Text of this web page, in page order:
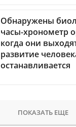
Обнаружены
часы-хронометр
когда они
развитие
останавливается
ПОКАЗАТЬ ЕЩЕ